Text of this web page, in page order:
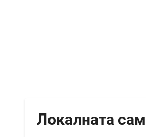
Локалната